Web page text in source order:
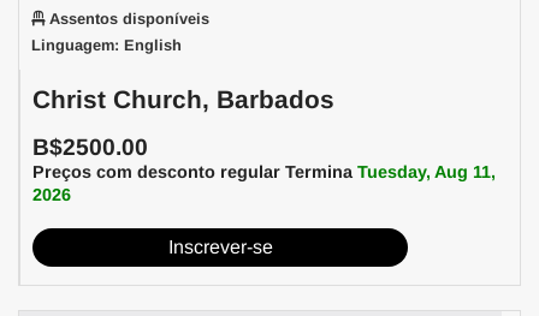
Assentos disponíveis
Linguagem: English
Christ Church, Barbados
B$2500.00
Preços com desconto regular Termina Tuesday, Aug 11,
2026
Inscrever-se